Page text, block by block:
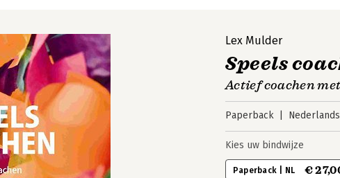
Lex Mulder
Speels
Actief coachen
Paperback Nederlands
Kies uw bindwijze
Paperback | NL €